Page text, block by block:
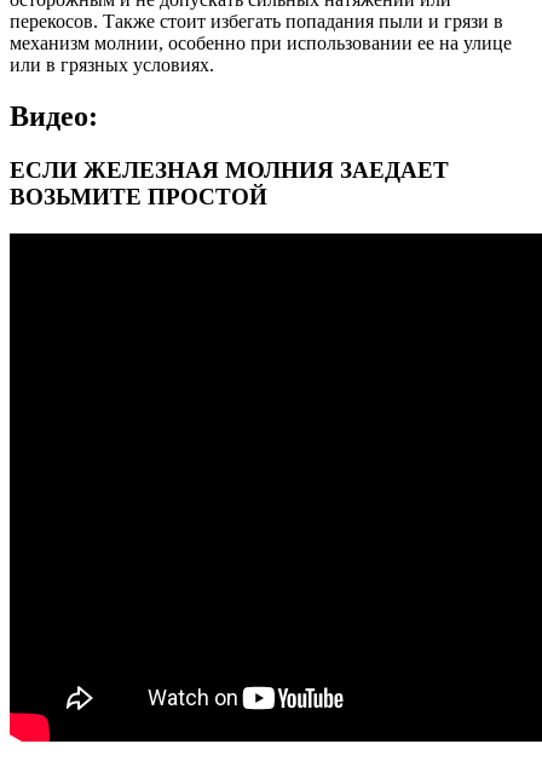
перекосов. Также стоит избегать попадания пыли и грязи в
механизм молнии, особенно при использовании ее на улице
или в грязных условиях.
Видео:
ЕСЛИ ЖЕЛЕЗНАЯ МОЛНИЯ ЗАЕДАЕТ
ВОЗЬМИТЕ ПРОСТОЙ